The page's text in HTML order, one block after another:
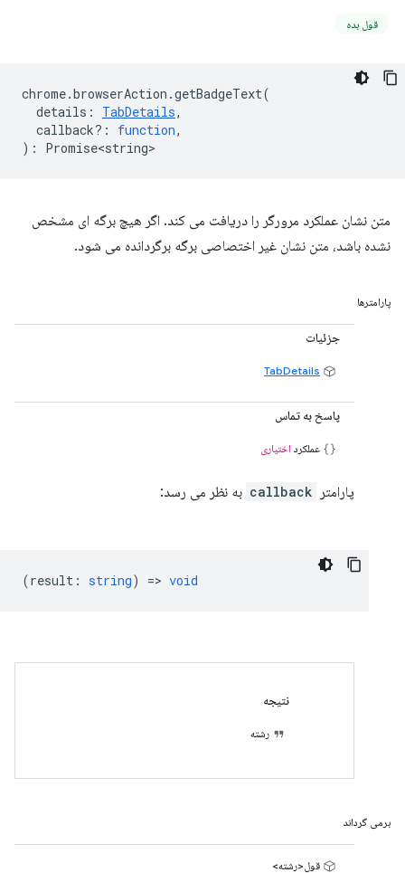
قول بده
chrome.browserAction .getBadgeText(
details : TabDetails,
callback? : function,
) : Promise<string>
متن نشان عملکرد مرورگر را دریافت می کند. اگر هیچ برگه ای مشخص
نشده باشد، متن نشان غیر اختصاصی برگه برگردانده می شود.
پارامترها
جزئیات
TabDetails
پاسخ به تماس
عملکرد اختیاری
پارامتر callback به نظر می رسد:
(result : string) => void
نتیجه
رشته
برمی گرداند
قول<رشته>